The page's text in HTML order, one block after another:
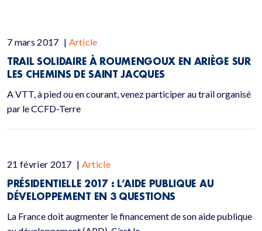
7 mars 2017 | Article
TRAIL SOLIDAIRE À ROUMENGOUX EN ARIÈGE SUR
LES CHEMINS DE SAINT JACQUES
A VTT, à pied ou en courant, venez participer au trail organisé
par le CCFD-Terre
21 février 2017 | Article
PRÉSIDENTIELLE 2017 : L’AIDE PUBLIQUE AU
DÉVELOPPEMENT EN 3 QUESTIONS
La France doit augmenter le financement de son aide publique